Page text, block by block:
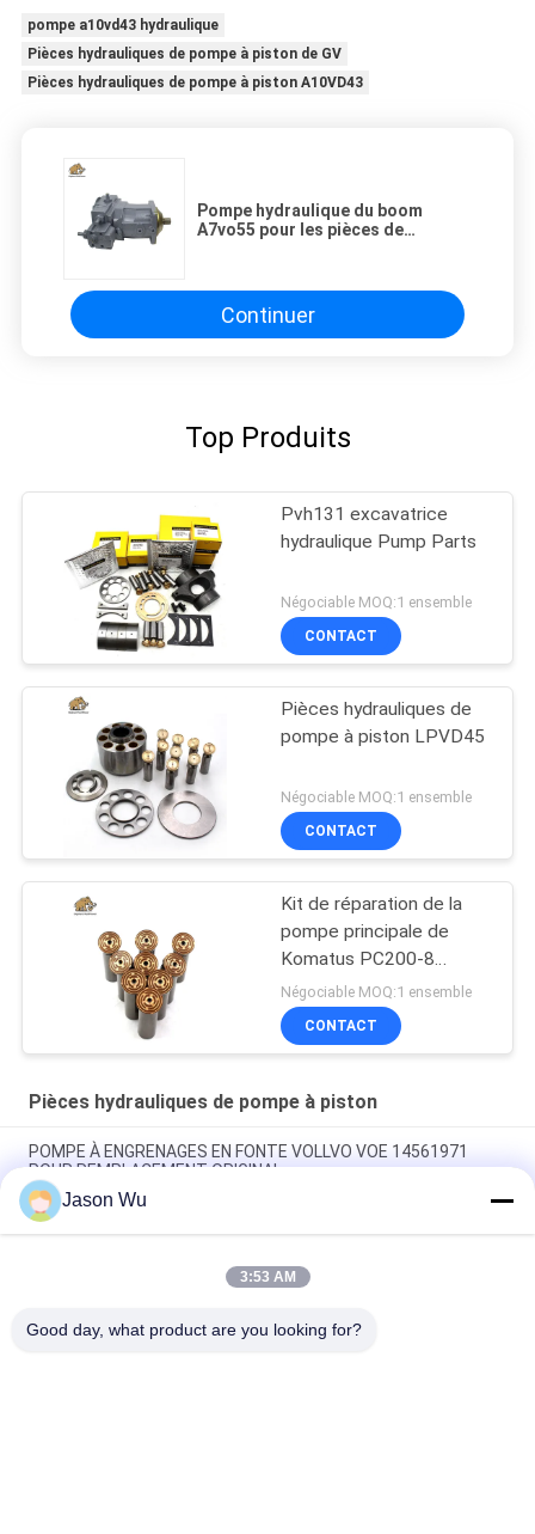
pompe a10vd43 hydraulique
Pièces hydrauliques de pompe à piston de GV
Pièces hydrauliques de pompe à piston A10VD43
Pompe hydraulique du boom
A7vo55 pour les pièces de
Continuer
Top Produits
Pvh131 excavatrice
hydraulique Pump Parts
Négociable MOQ:1 ensemble
CONTACT
Pièces hydrauliques de
pompe à piston LPVD45
Négociable MOQ:1 ensemble
CONTACT
Kit de réparation de la
pompe principale de
Komatus PC200-8
Pompes hydrauliques
Négociable MOQ:1 ensemble
CONTACT
Pièces hydrauliques de pompe à piston
POMPE À ENGRENAGES EN FONTE VOLLVO VOE 14561971
POUR REMPLACEMENT ORIGINAL
POMPE À ENGRENAGES EN FONTE VOLLVO VOE 14537295
POUR REMPLACEMENT ORIGINAL
Pompes à engrenages en fonte VOLLVO VOE 14782798 pour le
Jason Wu
3:53 AM
Good day, what product are you looking for?